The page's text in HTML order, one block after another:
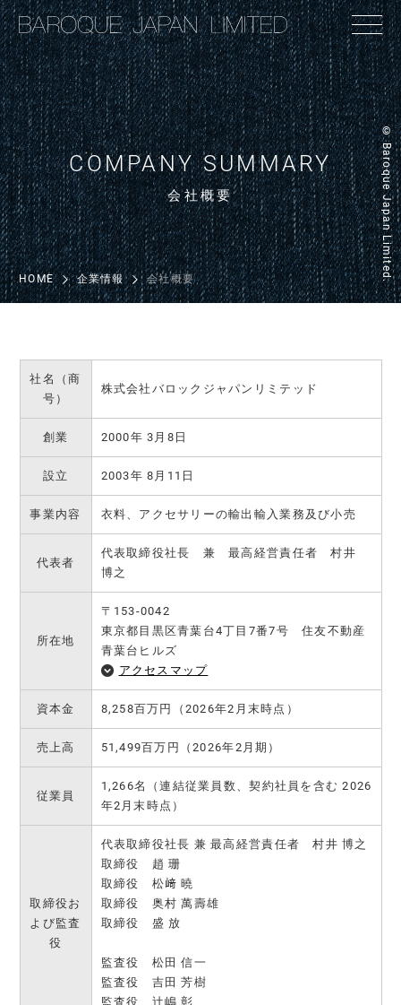
COMPANY SUMMARY
会社概要 © Baroque Japan Limited.
HOME 企業情報 会社概要
社名（商
号）
株式会社バロックジャパンリミテッド
創業 2000年 3月8日
設立 2003年 8月11日
事業内容 衣料、アクセサリーの輸出輸入業務及び小売
代表者
代表取締役社長 兼 最高経営責任者 村井
博之
所在地
〒153-0042
東京都目黒区青葉台4丁目7番7号 住友不動産
青葉台ヒルズ
アクセスマップ
資本金 8,258百万円（2026年2月末時点）
売上高 51,499百万円（2026年2月期）
従業員
1,266名（連結従業員数、契約社員を含む 2026
年2月末時点）
取締役お
よび監査
役
代表取締役社長 兼 最高経営責任者 村井 博之
取締役 趙 珊
取締役 松﨑 曉
取締役 奥村 萬壽雄
取締役 盛 放
監査役 松田 信一
監査役 吉田 芳樹
監査役 辻嶋 彰